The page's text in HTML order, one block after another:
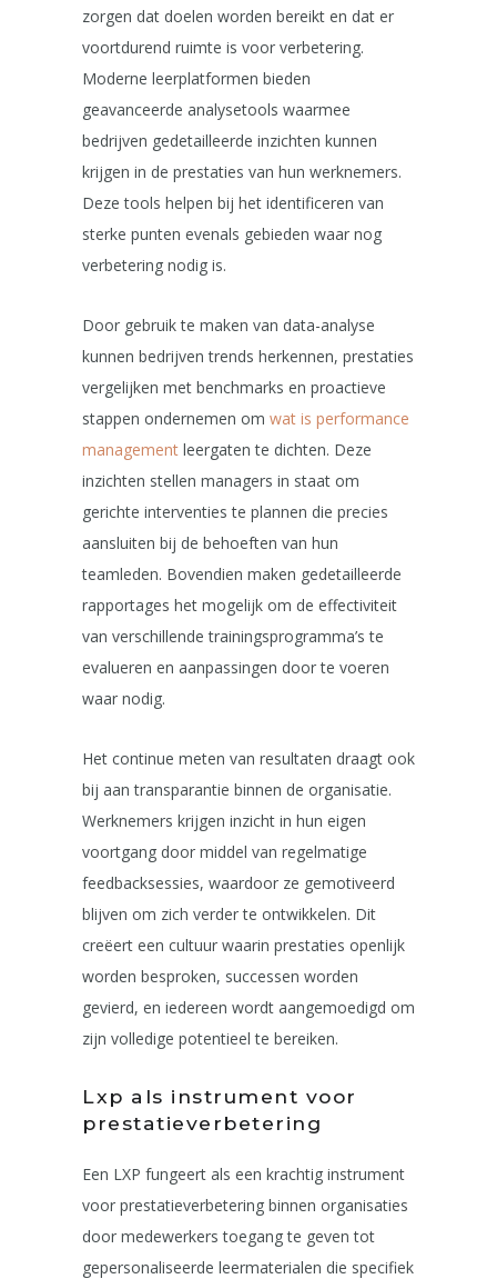
zorgen dat doelen worden bereikt en dat er
voortdurend ruimte is voor verbetering.
Moderne leerplatformen bieden
geavanceerde analysetools waarmee
bedrijven gedetailleerde inzichten kunnen
krijgen in de prestaties van hun werknemers.
Deze tools helpen bij het identificeren van
sterke punten evenals gebieden waar nog
verbetering nodig is.
Door gebruik te maken van data-analyse
kunnen bedrijven trends herkennen, prestaties
vergelijken met benchmarks en proactieve
stappen ondernemen om wat is performance
management leergaten te dichten. Deze
inzichten stellen managers in staat om
gerichte interventies te plannen die precies
aansluiten bij de behoeften van hun
teamleden. Bovendien maken gedetailleerde
rapportages het mogelijk om de effectiviteit
van verschillende trainingsprogramma’s te
evalueren en aanpassingen door te voeren
waar nodig.
Het continue meten van resultaten draagt ook
bij aan transparantie binnen de organisatie.
Werknemers krijgen inzicht in hun eigen
voortgang door middel van regelmatige
feedbacksessies, waardoor ze gemotiveerd
blijven om zich verder te ontwikkelen. Dit
creëert een cultuur waarin prestaties openlijk
worden besproken, successen worden
gevierd, en iedereen wordt aangemoedigd om
zijn volledige potentieel te bereiken.
Lxp als instrument voor
prestatieverbetering
Een LXP fungeert als een krachtig instrument
voor prestatieverbetering binnen organisaties
door medewerkers toegang te geven tot
gepersonaliseerde leermaterialen die specifiek